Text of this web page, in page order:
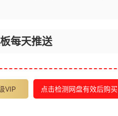
每天推送
VIP 点击检测网盘有效后购买